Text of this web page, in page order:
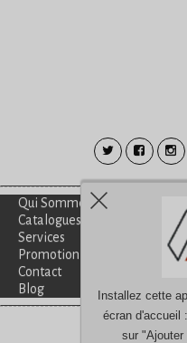
Besoin
Qui Sommes-Nous?
Catalogues
Services
Promotion
Contact
Blog
Installez cette
écran d'accueil
sur "Ajouter